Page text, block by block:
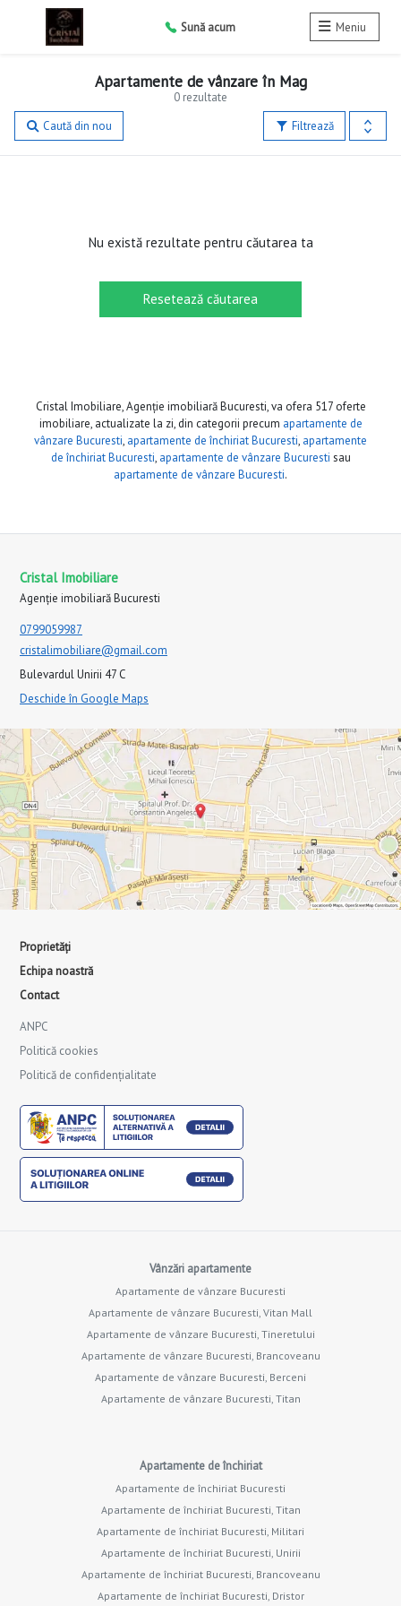
Sună acum Meniu
0 rezultate
Apartamente de vânzare în Mag
Filtrează
Caută din nou
Nu există rezultate pentru căutarea ta
Resetează căutarea
Cristal Imobiliare, Agenție imobiliară Bucuresti, va ofera 517 oferte
imobiliare, actualizate la zi, din categorii precum apartamente de
vânzare Bucuresti, apartamente de închiriat Bucuresti, apartamente
de închiriat Bucuresti, apartamente de vânzare Bucuresti sau
apartamente de vânzare Bucuresti.
Cristal Imobiliare
Agenție imobiliară Bucuresti
0799059987
cristalimobiliare@gmail.com
Bulevardul Unirii 47 C
Deschide în Google Maps
Proprietăți
Echipa noastră
Contact
ANPC
Politică cookies
Politică de confidențialitate
Vânzări apartamente
Apartamente de vânzare Bucuresti
Apartamente de vânzare Bucuresti, Vitan Mall
Apartamente de vânzare Bucuresti, Tineretului
Apartamente de vânzare Bucuresti, Brancoveanu
Apartamente de vânzare Bucuresti, Berceni
Apartamente de vânzare Bucuresti, Titan
Apartamente de închiriat
Apartamente de închiriat Bucuresti
Apartamente de închiriat Bucuresti, Titan
Apartamente de închiriat Bucuresti, Militari
Apartamente de închiriat Bucuresti, Unirii
Apartamente de închiriat Bucuresti, Brancoveanu
Apartamente de închiriat Bucuresti, Dristor